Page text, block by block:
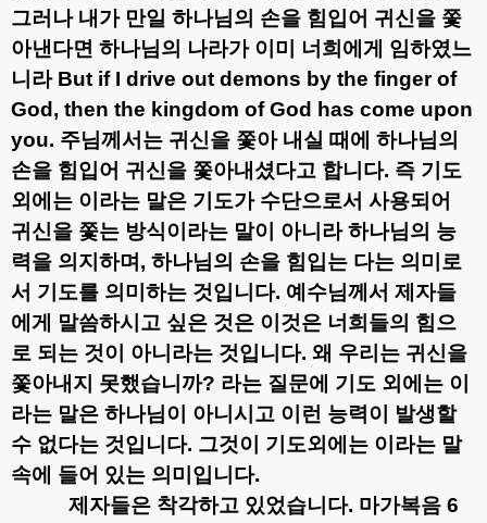
그러나 내가 만일 하나님의 손을 힘입어 귀신을 쫓
아낸다면 하나님의 나라가 이미 너희에게 임하였느
니라 But if I drive out demons by the finger of
God, then the kingdom of God has come upon
you. 주님께서는 귀신을 쫓아 내실 때에 하나님의
손을 힘입어 귀신을 쫓아내셨다고 합니다. 즉 기도
외에는 이라는 말은 기도가 수단으로서 사용되어
귀신을 쫓는 방식이라는 말이 아니라 하나님의 능
력을 의지하며 , 하나님의 손을 힘입는 다는 의미로
서 기도를 의미하는 것입니다. 예수님께서 제자들
에게 말씀하시고 싶은 것은 이것은 너희들의 힘으
로 되는 것이 아니라는 것입니다. 왜 우리는 귀신을
쫓아내지 못했습니까? 라는 질문에 기도 외에는 이
라는 말은 하나님이 아니시고 이런 능력이 발생할
수 없다는 것입니다. 그것이 기도외에는 이라는 말
속에 들어 있는 의미입니다.
제자들은 착각하고 있었습니다. 마가복음6